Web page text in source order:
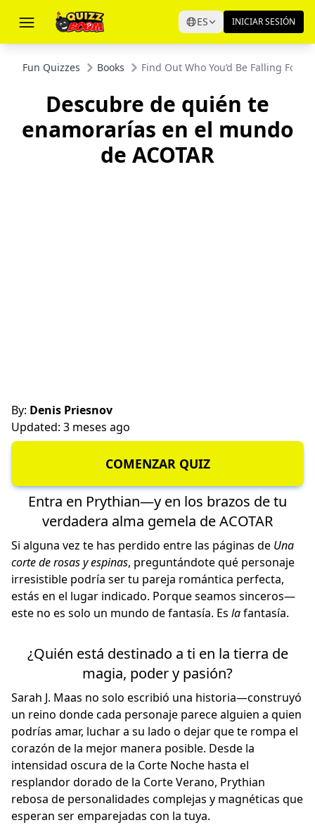
ES INICIAR SESIÓN
Fun Quizzes Books Find Out Who You’d Be Falling For
Descubre de quién te
enamorarías en el mundo
de ACOTAR
By: Denis Priesnov
Updated: 3 meses ago
COMENZAR QUIZ
Entra en Prythian—y en los brazos de tu
verdadera alma gemela de ACOTAR
Si alguna vez te has perdido entre las páginas de Una
corte de rosas y espinas, preguntándote qué personaje
irresistible podría ser tu pareja romántica perfecta,
estás en el lugar indicado. Porque seamos sinceros—
este no es solo un mundo de fantasía. Es lafantasía.
¿Quién está destinado a ti en la tierra de
magia, poder y pasión?
Sarah J. Maas no solo escribió una historia—construyó
un reino donde cada personaje parece alguien a quien
podrías amar, luchar a su lado o dejar que te rompa el
corazón de la mejor manera posible. Desde la
intensidad oscura de la Corte Noche hasta el
resplandor dorado de la Corte Verano, Prythian
rebosa de personalidades complejas y magnéticas que
esperan ser emparejadas con la tuya.